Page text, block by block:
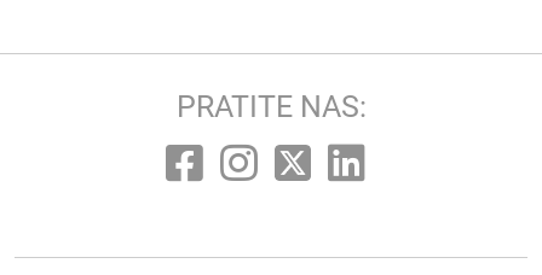
PRATITE NAS: